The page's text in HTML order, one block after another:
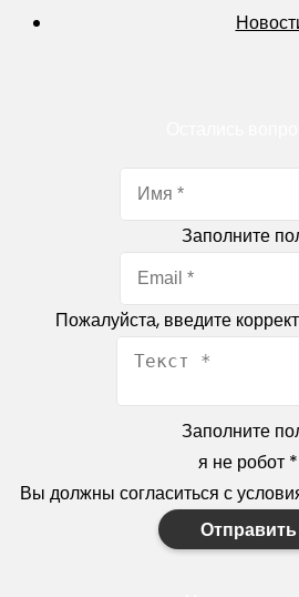
Заполните
Пожалуйста, введите
Заполните
я не робот *
Вы должны согласиться с
Отправить